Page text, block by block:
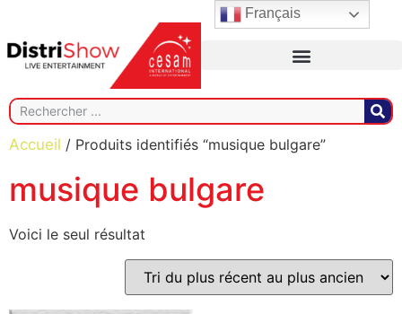
Accueil / Produits identifiés “musique bulgare”
musique bulgare
Voici le seul résultat
Français